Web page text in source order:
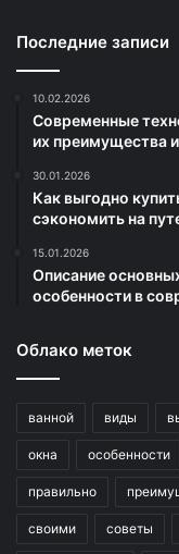
Последние записи
10.02.2026
Современные
их преимущества
30.01.2026
Как выгодно
сэкономить на
15.01.2026
Описание
особенности в
Облако меток
ванной виды
окна особенности
правильно
своими советы